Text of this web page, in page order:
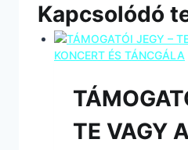
Kapcsolódó
TE VAGY